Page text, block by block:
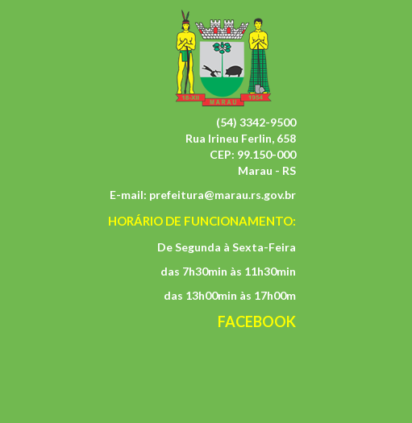
(54) 3342-9500
Rua Irineu Ferlin, 658
CEP: 99.150-000
Marau - RS
E-mail: prefeitura@marau.rs.gov.br
HORÁRIO DE FUNCIONAMENTO:
De Segunda à Sexta-Feira
das 7h30min às 11h30min
das 13h00min às 17h00m
FACEBOOK